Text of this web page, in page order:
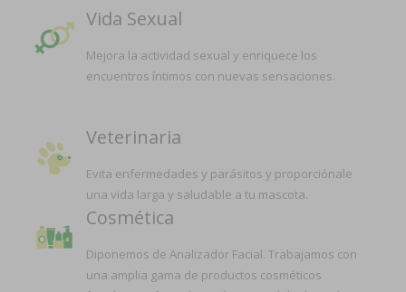
Vida Sexual
Mejora la actividad sexual y enriquece los
encuentros íntimos con nuevas sensaciones.
Veterinaria
Evita enfermedades y parásitos y proporciónale
una vida larga y saludable a tu mascota.
Cosmética
Diponemos de Analizador Facial. Trabajamos con
una amplia gama de productos cosméticos